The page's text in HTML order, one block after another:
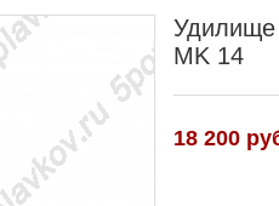
Удилище
MK 14
18 200